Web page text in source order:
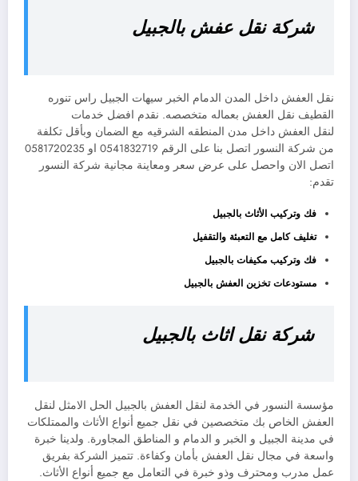
شركة نقل عفش بالجبيل
نقل العفش داخل المدن الدمام الخبر سيهات الجبيل راس تنوره
القطيف نقل العفش بعماله متخصصه. نقدم افضل خدمات
لنقل العفش داخل مدن المنطقه الشرقيه مع الضمان وبأقل تكلفة
من شركة النسور اتصل بنا على الرقم 0541832719 او 0581720235
اتصل الان واحصل على عرض سعر ومعاينة مجانية شركة النسور
تقدم:
فك وتركيب الأثاث بالجبيل
تغليف كامل مع التعبئة والتقفيل
فك وتركيب مكيفات بالجبيل
مستودعات تخزين العفش بالجبيل
شركة نقل اثاث بالجبيل
مؤسسة النسور في الخدمة لنقل العفش بالجبيل الحل الامثل لنقل
العفش الخاص بك متخصصين في نقل جميع أنواع الأثاث والممتلكات
في مدينة الجبيل و الخبر و الدمام و المناطق المجاورة. ولدينا خبرة
واسعة في مجال نقل العفش بأمان وكفاءة. تتميز الشركة بفريق
عمل مدرب ومحترف وذو خبرة في التعامل مع جميع أنواع الأثاث.